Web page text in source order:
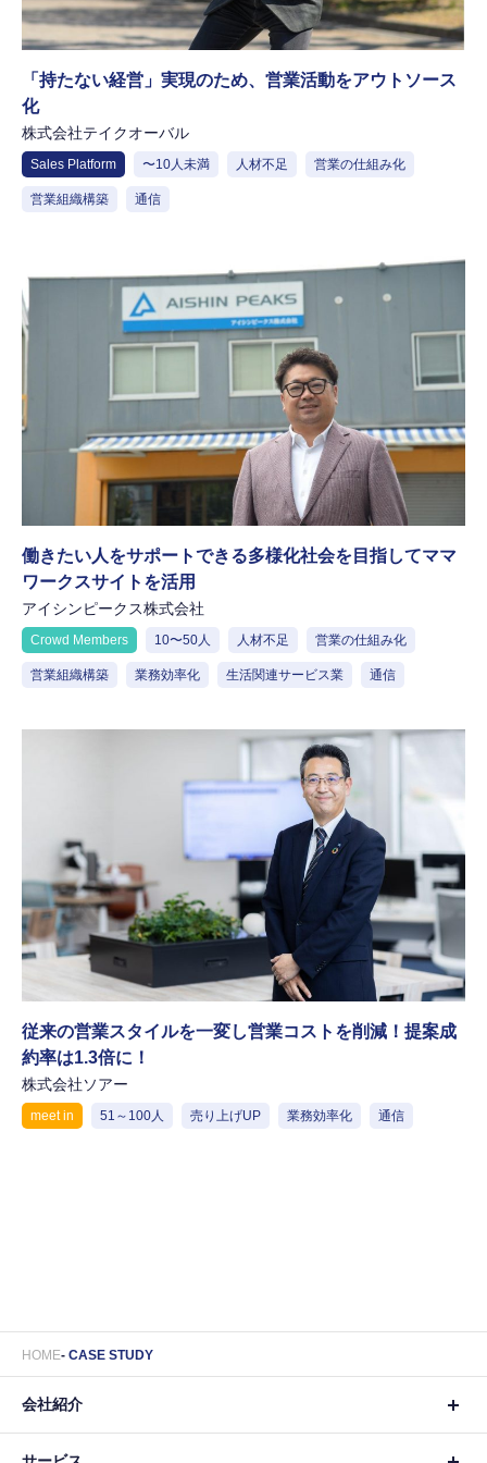
「持たない経営」実現のため、営業活動をアウトソース
化
株式会社テイクオーバル
Sales Platform 〜10人未満 人材不足 営業の仕組み化
営業組織構築 通信
働きたい人をサポートできる多様化社会を目指してママ
ワークスサイトを活用
アイシンピークス株式会社
Crowd Members 10〜50人 人材不足 営業の仕組み化
営業組織構築 業務効率化 生活関連サービス業 通信
従来の営業スタイルを一変し営業コストを削減！提案成
約率は1.3倍に！
株式会社ソアー
meet in 51～100人 売り上げUP 業務効率化 通信
HOME CASE STUDY
会社紹介